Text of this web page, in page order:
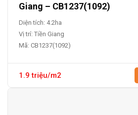
Giang – CB1237(1092)
Diện tích: 4.2ha
Vị trí: Tiền Giang
Mã: CB1237(1092)
1.9 triệu/m2